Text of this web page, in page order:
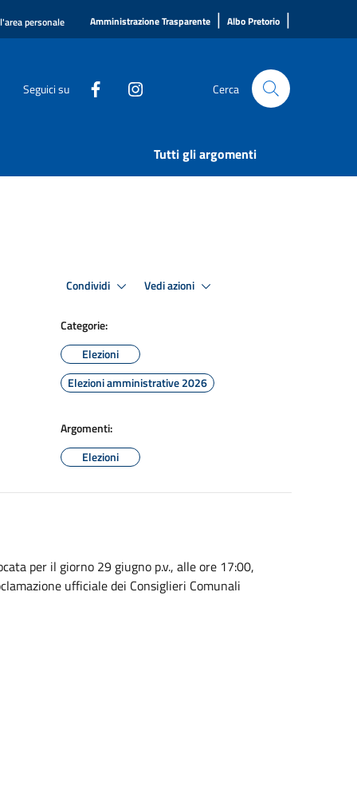
personale Amministrazione Trasparente | Albo Pretorio |
Seguici su Cerca
Tutti gli argomenti
Condividi Vedi azioni
Categorie:
Elezioni
Elezioni amministrative 2026
Argomenti:
Elezioni
per il giorno 29 giugno p.v., alle ore 17:00,
ufficiale dei Consiglieri Comunali